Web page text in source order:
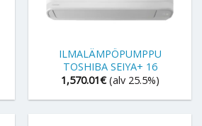
ILMALÄMPÖPUMPPU
TOSHIBA SEIYA+ 16
1,570.01€ (alv 25.5%)